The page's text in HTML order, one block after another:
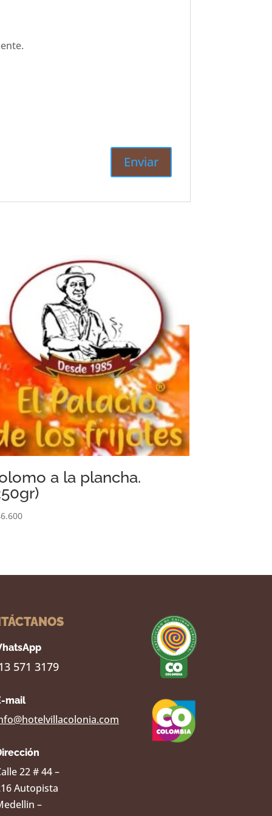
a la plancha.
571 3179
mail
22 # 44 –
Autopista
–